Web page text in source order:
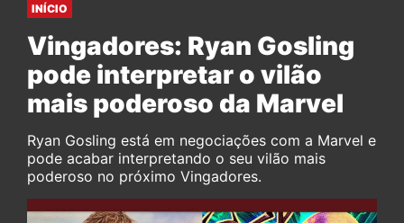
INÍCIO
Vingadores: Ryan Gosling
pode interpretar o vilão
mais poderoso da Marvel
Ryan Gosling está em negociações com a Marvel e
pode acabar interpretando o seu vilão mais
poderoso no próximo Vingadores.